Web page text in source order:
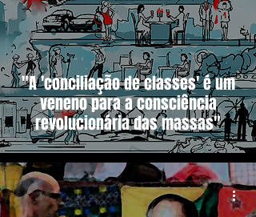
"A 'conciliação de classes' é um
veneno para a consciência
revolucionária das massas"